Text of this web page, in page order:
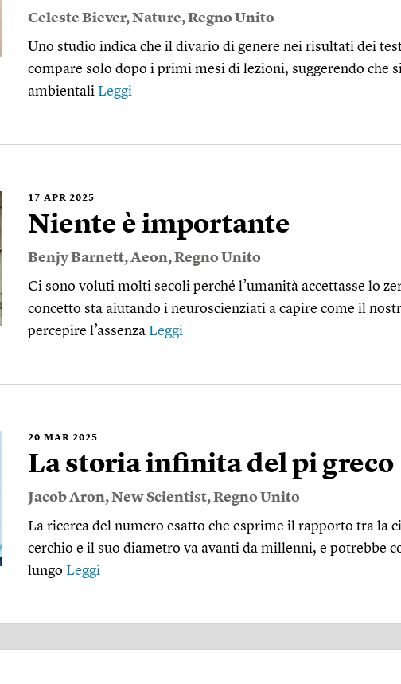
Celeste Biever,Nature,Regno Unito
Uno studio indica che il divario di genere nei risultati dei
compare solo dopo i primi mesi di lezioni, suggerendo che
ambientali Leggi
17 APR 2025
Niente è importante
Benjy Barnett,Aeon,Regno Unito
Ci sono voluti molti secoli perché l’umanità accettasse lo
concetto sta aiutando i neuroscienziati a capire come il
percepire l’assenza Leggi
20 MAR 2025
La storia infinita del pi greco
Jacob Aron,New Scientist,Regno Unito
La ricerca del numero esatto che esprime il rapporto tra la
cerchio e il suo diametro va avanti da millenni, e potrebbe
lungo Leggi